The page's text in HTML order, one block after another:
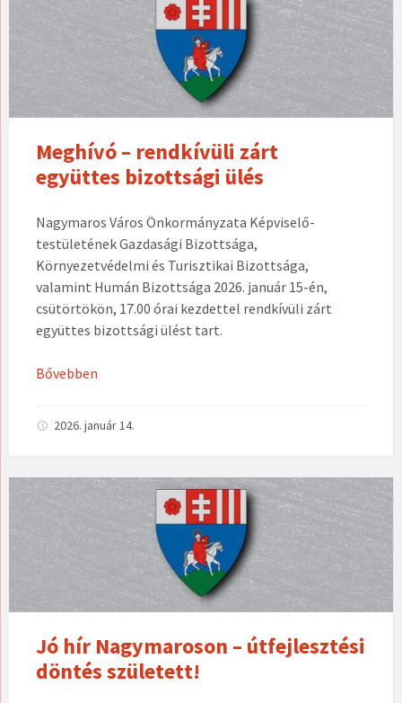
Meghívó – rendkívüli zárt
együttes bizottsági ülés
Nagymaros Város Önkormányzata Képviselő-
testületének Gazdasági Bizottsága,
Környezetvédelmi és Turisztikai Bizottsága,
valamint Humán Bizottsága 2026. január 15-én,
csütörtökön, 17.00 órai kezdettel rendkívüli zárt
együttes bizottsági ülést tart.
Bővebben
2026. január 14.
Jó hír Nagymaroson – útfejlesztési
döntés született!